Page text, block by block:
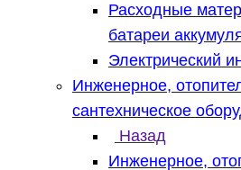
Расходные
батареи
Электрический
Инженерное,
сантехническое
Назад
Инженерное,